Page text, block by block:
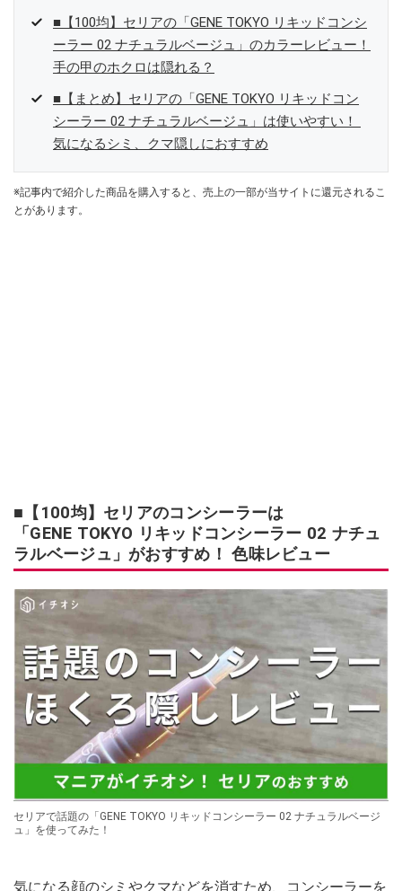
■【100均】セリアの「GENE TOKYO リキッドコンシ
ーラー 02 ナチュラルベージュ」のカラーレビュー！
手の甲のホクロは隠れる？
■【まとめ】セリアの「GENE TOKYO リキッドコン
シーラー 02 ナチュラルベージュ」は使いやすい！
気になるシミ、クマ隠しにおすすめ
※記事内で紹介した商品を購入すると、売上の一部が当サイトに還元されるこ
とがあります。
■【100均】セリアのコンシーラーは
「GENE TOKYO リキッドコンシーラー 02 ナチュ
ラルベージュ」がおすすめ！ 色味レビュー
セリアで話題の「GENE TOKYO リキッドコンシーラー 02 ナチュラルベージ
ュ」を使ってみた！
気になる顔のシミやクマなどを消すため、コンシーラーを